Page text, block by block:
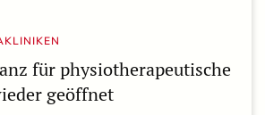
für physiotherapeutische
geöffnet